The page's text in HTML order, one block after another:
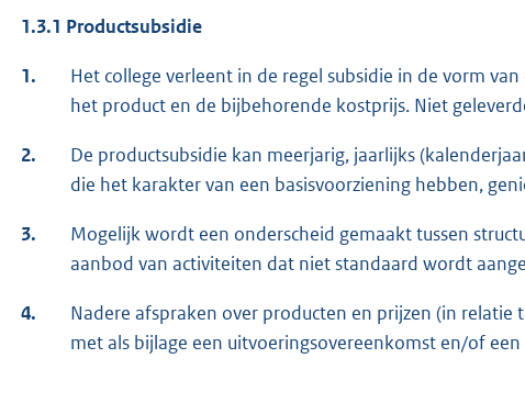
1.3.1 Productsubsidie
1.
Het college verleent in de regel subsidie in de vorm
het product en de bijbehorende kostprijs. Niet
2.
De productsubsidie kan meerjarig, jaarlijks
die het karakter van een basisvoorziening hebben,
3.
Mogelijk wordt een onderscheid gemaakt tussen
aanbod van activiteiten dat niet standaard wordt
4.
Nadere afspraken over producten en prijzen (in
met als bijlage een uitvoeringsovereenkomst en/of